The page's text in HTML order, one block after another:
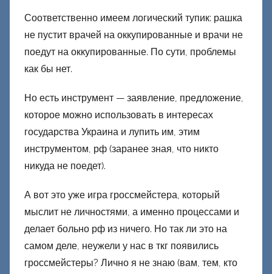
Соответственно имеем логический тупик: рашка
не пустит врачей на оккупированные и врачи не
поедут на оккупированные. По сути, проблемы
как бы нет.
Но есть инструмент — заявление, предложение,
которое можно использовать в интересах
государства Украина и лупить им, этим
инструментом, рф (заранее зная, что никто
никуда не поедет).
А вот это уже игра гроссмейстера, который
мыслит не личностями, а именно процессами и
делает больно рф из ничего. Но так ли это на
самом деле, неужели у нас в ткг появились
гроссмейстеры? Лично я не знаю (вам, тем, кто